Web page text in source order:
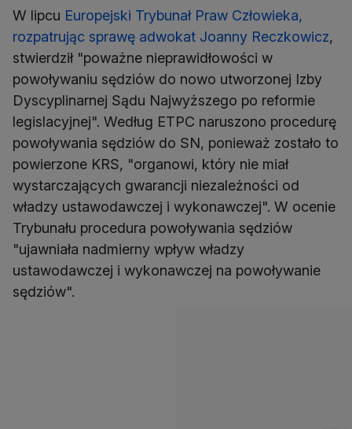
W lipcu Europejski Trybunał Praw Człowieka,
rozpatrując sprawę adwokat Joanny Reczkowicz,
stwierdził "poważne nieprawidłowości w
powoływaniu sędziów do nowo utworzonej Izby
Dyscyplinarnej Sądu Najwyższego po reformie
legislacyjnej". Według ETPC naruszono procedurę
powoływania sędziów do SN, ponieważ zostało to
powierzone KRS, "organowi, który nie miał
wystarczających gwarancji niezależności od
władzy ustawodawczej i wykonawczej". W ocenie
Trybunału procedura powoływania sędziów
"ujawniała nadmierny wpływ władzy
ustawodawczej i wykonawczej na powoływanie
sędziów".